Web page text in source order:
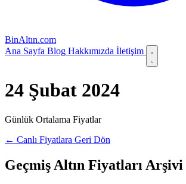
BinAltın.com
Ana Sayfa Blog Hakkımızda İletişim
24 Şubat 2024
Günlük Ortalama Fiyatlar
← Canlı Fiyatlara Geri Dön
Geçmiş Altın Fiyatları Arşivi